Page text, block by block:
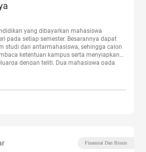
yang dibayarkan mahasiswa
pada setiap semester. Besarannya dapat
studi dan antarmahasiswa, sehingga calon
ketentuan kampus serta menyiapkan
dengan teliti. Dua mahasiswa pada
mempertimbangkan kemampuan
Finansial Dan Bisnis